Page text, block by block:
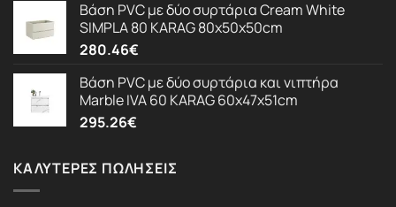
Βάση PVC με δύο συρτάρια Cream White
SIMPLA 80 KARAG 80x50x50cm
280.46€
Βάση PVC με δύο συρτάρια και νιπτήρα
Marble IVA 60 KARAG 60x47x51cm
295.26€
ΚΑΛΎΤΕΡΕΣ ΠΩΛΉΣΕΙΣ